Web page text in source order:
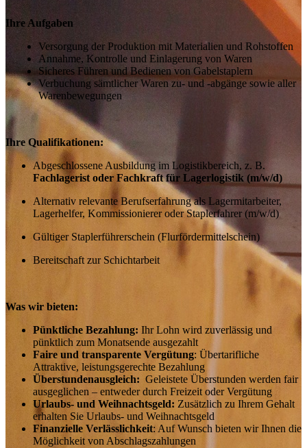
Ihre Aufgaben
Versorgung der Produktion mit Materialien und Rohstoffen
Annahme, Kontrolle und Einlagerung von Waren
Sicheres Führen und Bedienen von Gabelstaplern
Verbuchung sämtlicher Waren zu- und -abgänge sowie aller
Warenbewegungen
Ihre Qualifikationen:
Abgeschlossene Ausbildung im Logistikbereich, z. B.
Fachlagerist oder Fachkraft für Lagerlogistik (m/w/d)
Alternativ relevante Berufserfahrung als Lagermitarbeiter,
Lagerhelfer, Kommissionierer oder Staplerfahrer (m/w/d)
Gültiger Staplerführerschein (Flurfördermittelschein)
Bereitschaft zur Schichtarbeit
Was wir bieten:
Pünktliche Bezahlung: Ihr Lohn wird zuverlässig und
pünktlich zum Monatsende ausgezahlt
Faire und transparente Vergütung: Übertarifliche
Attraktive, leistungsgerechte Bezahlung
Überstundenausgleich: Geleistete Überstunden werden fair
ausgeglichen – entweder durch Freizeit oder Vergütung
Urlaubs- und Weihnachtsgeld: Zusätzlich zu Ihrem Gehalt
erhalten Sie Urlaubs- und Weihnachtsgeld
Finanzielle Verlässlichkeit: Auf Wunsch bieten wir Ihnen die
Möglichkeit von Abschlagszahlungen